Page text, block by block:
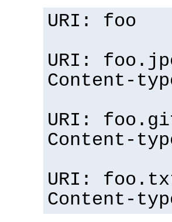
URI: foo
URI:
Content-
URI:
Content-
URI:
Content-